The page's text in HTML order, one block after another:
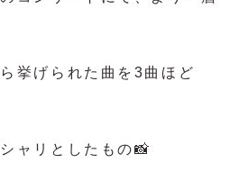
挙げられた曲を3曲ほど
ャリとしたもの📸